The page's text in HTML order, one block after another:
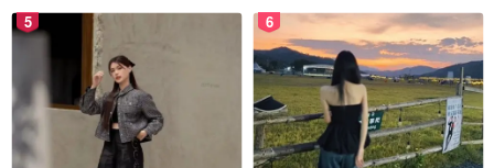
5 6